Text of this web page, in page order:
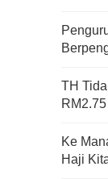
TH
Ke
Haji